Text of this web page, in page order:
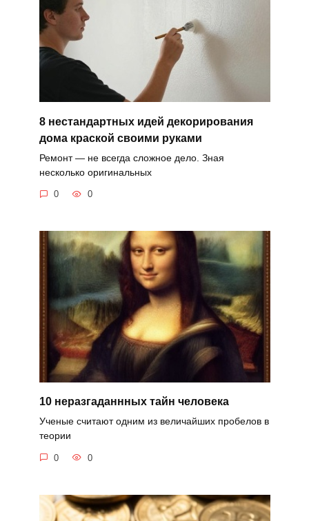
8 нестандартных идей декорирования
дома краской своими руками
Ремонт — не всегда сложное дело. Зная
несколько оригинальных
0 0
10 неразгаданнных тайн человека
Ученые считают одним из величайших пробелов в
теории
0 0